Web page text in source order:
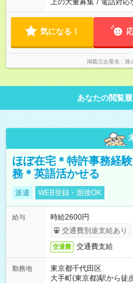
上の大量募集 / 電話対応
気になる！
掲載元企業名 株
あなたの閲覧
ほぼ在宅＊特許事務経
務＊英語活かせる
派遣 WEB登録・面接OK
給与
時給2600円
交通費別途支給あり
交通費 交通費支給
勤務地
東京都千代田区
大手町(東京都)駅から徒